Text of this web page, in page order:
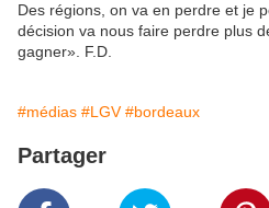
Des régions, on va en perdre et je
décision va nous faire perdre plus
gagner». F.D.
#médias #LGV #bordeaux
Partager